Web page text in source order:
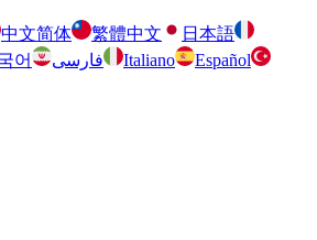
中文简体 繁體中文
日本語
어 فارسی Italiano
Español